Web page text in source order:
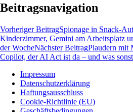
Beitragsnavigation
Vorheriger BeitragSpionage in Snack-
Kinderzimmer, Gemini am Arbeitsplatz
der WocheNächster BeitragPlaudern mit
Copilot, der AI Act ist da – und was
Wissen und News zu KI,
Co.
Impressum
Datenschutzerklärung
Haftungsausschluss
Cookie-Richtlinie (EU)